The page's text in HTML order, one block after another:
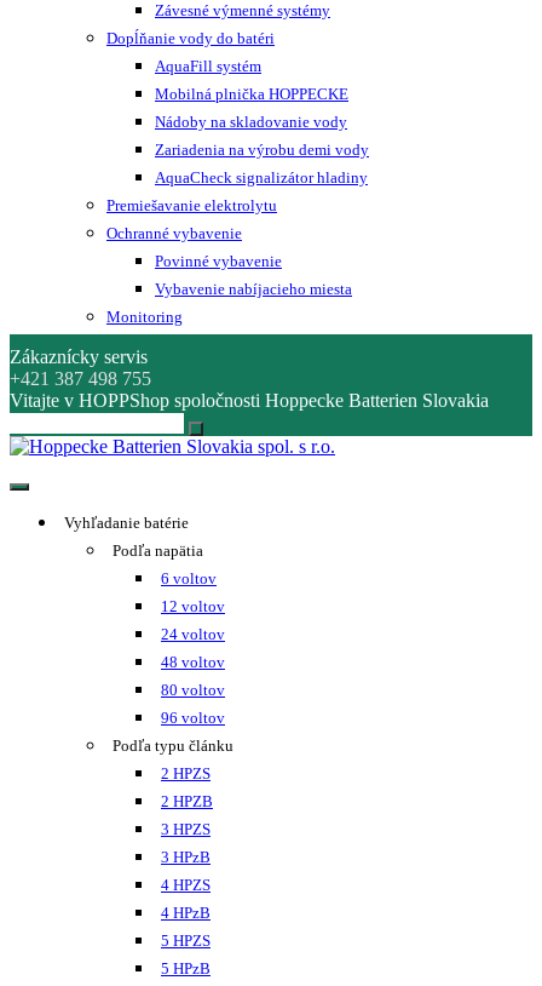
Závesné výmenné systémy
Dopĺňanie vody do batéri
AquaFill systém
Mobilná plnička HOPPECKE
Nádoby na skladovanie vody
Zariadenia na výrobu demi vody
AquaCheck signalizátor hladiny
Premiešavanie elektrolytu
Ochranné vybavenie
Povinné vybavenie
Vybavenie nabíjacieho miesta
Monitoring
Zákaznícky servis
+421 387 498 755
Vitajte v HOPPShop spoločnosti Hoppecke Batterien Slovakia
Hoppecke Batterien Slovakia spol. s r.o.
Online B2B konfigurátor HOPPECKE
Vyhľadanie batérie
Podľa napätia
6 voltov
12 voltov
24 voltov
48 voltov
80 voltov
96 voltov
Podľa typu článku
2 HPZS
2 HPZB
3 HPZS
3 HPzB
4 HPZS
4 HPzB
5 HPZS
5 HPzB